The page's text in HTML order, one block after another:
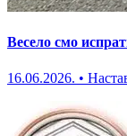
Весело смо
16.06.2026. •